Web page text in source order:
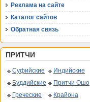
Реклама на сайте
Каталог сайтов
Обратная связь
ПРИТЧИ
Суфийские
Индийские
Буддийские
Притчи Ошо
Греческие
Крайона